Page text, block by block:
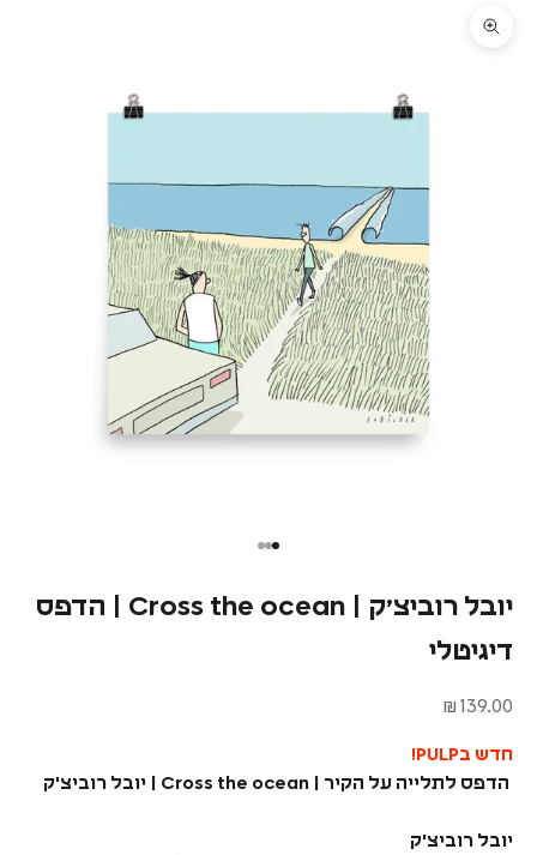
יובל רוביצ׳ק | Cross the ocean | הדפס
דיגיטלי
מחיר מבצע
139.00 ₪
חדש בPULP!
הדפס לתלייה על הקיר | Cross the ocean | יובל רוביצ'ק
יובל רוביצ'ק